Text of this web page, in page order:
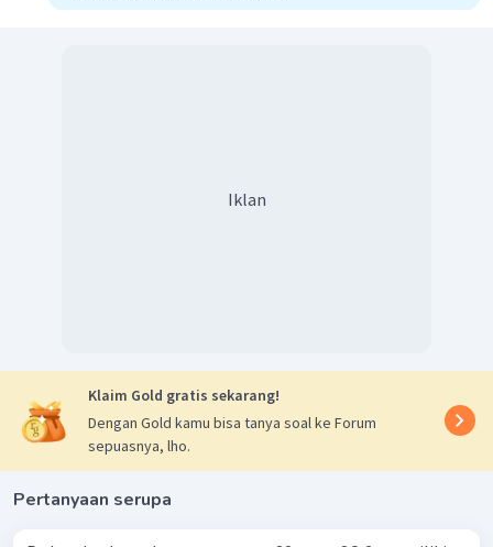
Jadi, massa
yang bereaksi (terurai) sebanyak 2,45
gram.
Iklan
Klaim Gold gratis sekarang!
Dengan Gold kamu bisa tanya soal ke Forum
sepuasnya, lho.
Pertanyaan serupa